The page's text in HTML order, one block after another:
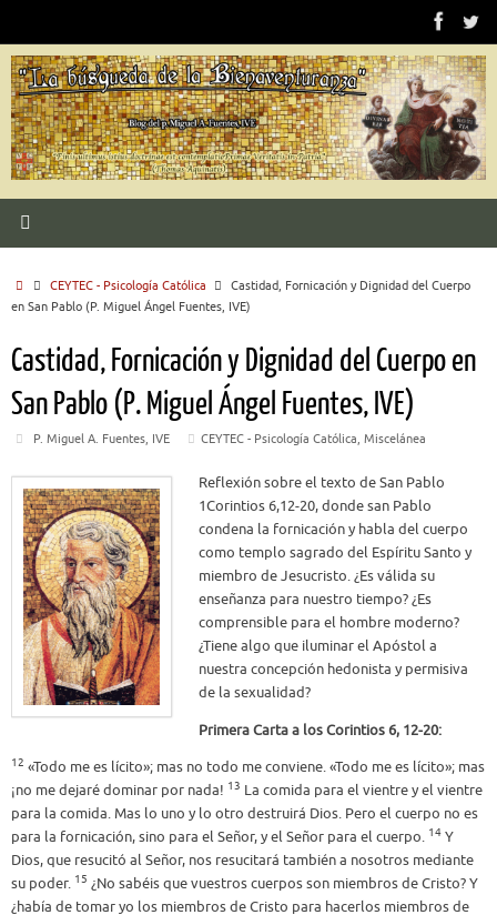
contenido
InicioCEYTEC - Psicología Católica
Castidad, Fornicación y Dignidad del Cuerpo
en San Pablo (P. Miguel Ángel Fuentes, IVE)
Castidad, Fornicación y Dignidad del Cuerpo en
San Pablo (P. Miguel Ángel Fuentes, IVE)
P. Miguel A. Fuentes, IVE CEYTEC - Psicología Católica ,Miscelánea
Reflexión sobre el texto de San Pablo
1Corintios 6,12-20, donde san Pablo
condena la fornicación y habla del cuerpo
como templo sagrado del Espíritu Santo y
miembro de Jesucristo. ¿Es válida su
enseñanza para nuestro tiempo? ¿Es
comprensible para el hombre moderno?
¿Tiene algo que iluminar el Apóstol a
nuestra concepción hedonista y permisiva
de la sexualidad?
Primera Carta a los Corintios 6, 12-20:
12 «Todo me es lícito»; mas no todo me conviene. «Todo me es lícito»; mas
¡no me dejaré dominar por nada! 13 La comida para el vientre y el vientre
para la comida. Mas lo uno y lo otro destruirá Dios. Pero el cuerpo no es
para la fornicación, sino para el Señor, y el Señor para el cuerpo. 14 Y
Dios, que resucitó al Señor, nos resucitará también a nosotros mediante
su poder. 15 ¿No sabéis que vuestros cuerpos son miembros de Cristo? Y
¿había de tomar yo los miembros de Cristo para hacerlos miembros de